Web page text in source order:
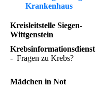
Krankenhaus
Kreisleitstelle Siegen-
Wittgenstein
Krebsinformationsdienst
- Fragen zu Krebs?
Mädchen in Not